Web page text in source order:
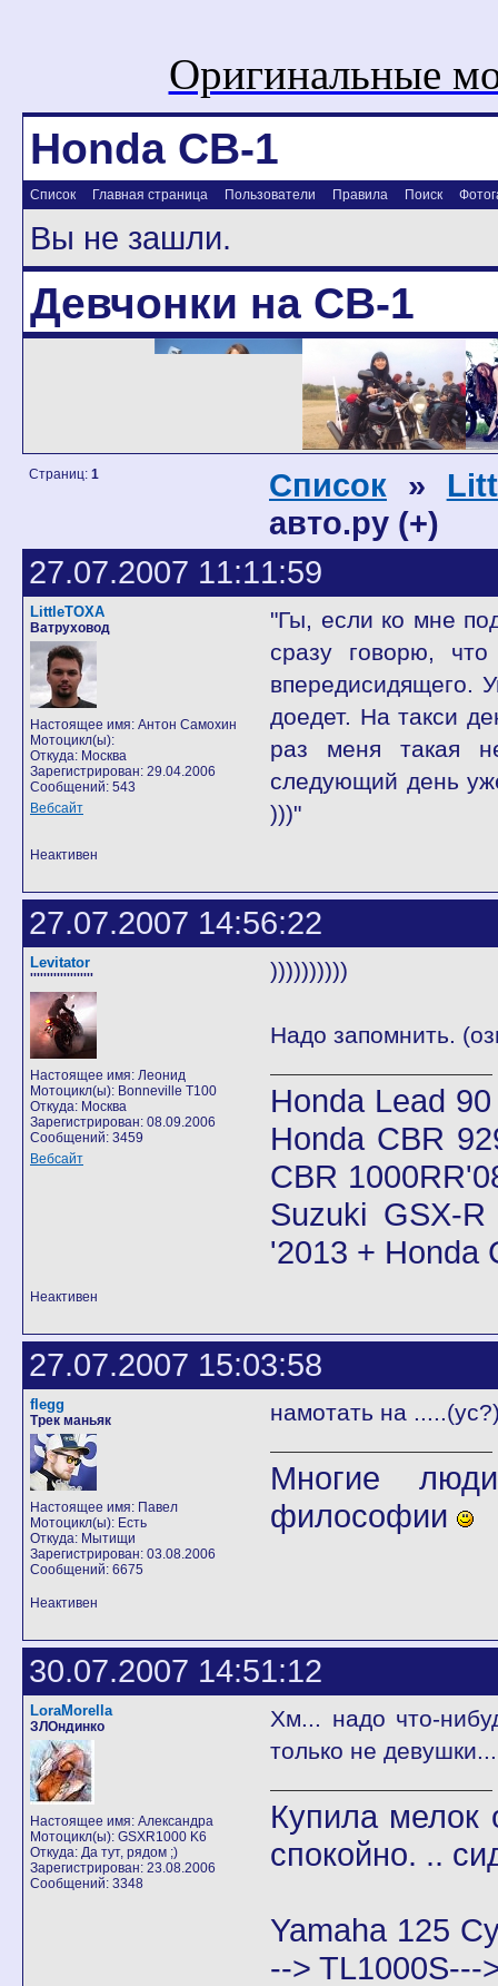
Оригинальные
Honda CB-1
Список Главная страница Пользователи Правила Поиск
Вы не зашли.
Девчонки на CB-1
Страниц: 1 Список »
авто.ру (+)
27.07.2007 11:11:59
LittleTOXA
Ватруховод
Настоящее имя: Антон Самохин
Мотоцикл(ы):
Откуда: Москва
Зарегистрирован: 29.04.2006
Сообщений: 543
Вебсайт
"Гы, если ко мне
сразу говорю,
впередисидящего.
доедет. На такси
раз меня такая
следующий день
)))"
Неактивен
27.07.2007 14:56:22
Levitator
'''''''''''''''''''
Настоящее имя: Леонид
Мотоцикл(ы): Bonneville T100
Откуда: Москва
Зарегистрирован: 08.09.2006
Сообщений: 3459
Вебсайт
))))))))))
Надо запомнить.
Honda Lead
Honda CBR
CBR
Suzuki GSX-
'2013 + Honda
Неактивен
27.07.2007 15:03:58
flegg
Трек маньяк
Настоящее имя: Павел
Мотоцикл(ы): Есть
Откуда: Мытищи
Зарегистрирован: 03.08.2006
Сообщений: 6675
намотать на
Многие
философии
Неактивен
30.07.2007 14:51:12
LoraMorella
ЗЛОндинко
Настоящее имя: Александра
Мотоцикл(ы): GSXR1000 K6
Откуда: Да тут, рядом ;)
Зарегистрирован: 23.08.2006
Сообщений: 3348
Хм... надо что-
только не
Купила мелок
спокойно. ..
Yamaha 125
--> TL1000S---